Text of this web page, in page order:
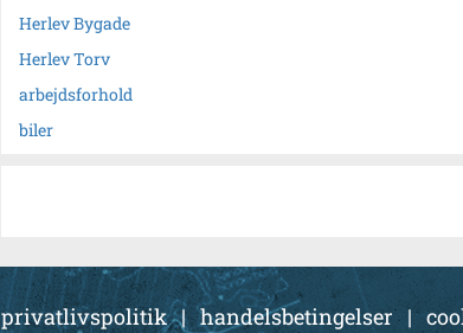
Herlev Bygade
Herlev Torv
arbejdsforhold
biler
privatlivspolitik|handelsbetingelser |